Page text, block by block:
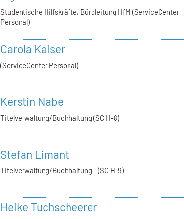
Studentische Hilfskräfte, Büroleitung HfM (ServiceCenter
Personal)
Carola Kaiser
(ServiceCenter Personal)
Kerstin Nabe
Titelverwaltung/Buchhaltung (SC H-8)
Stefan Limant
Titelverwaltung/Buchhaltung (SC H-9)
Heike Tuchscheerer